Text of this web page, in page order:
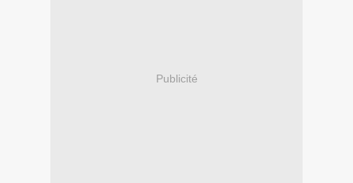
Publicité